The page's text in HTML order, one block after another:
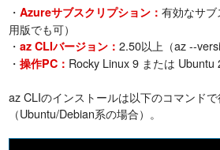
・Azureサブスクリプション：有効なサ
用版でも可）
・az CLIバージョン：2.50以上（az --
・操作PC： Rocky Linux 9 または Ubuntu
az CLIのインストールは以下のコマンド
（Ubuntu/Debian系の場合）。